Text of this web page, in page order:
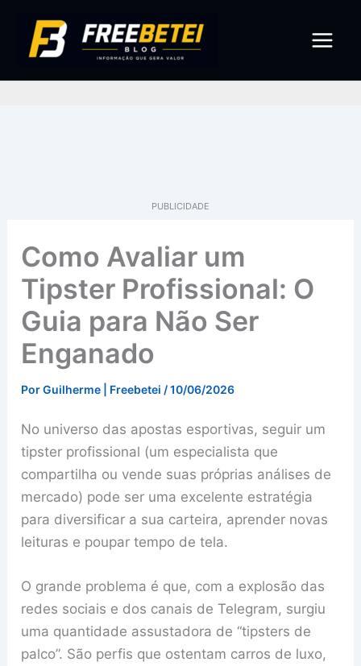
conteúdo
PUBLICIDADE
Como Avaliar um
Tipster Profissional: O
Guia para Não Ser
Enganado
PorGuilherme | Freebetei /10/06/2026
No universo das apostas esportivas, seguir um
tipster profissional (um especialista que
compartilha ou vende suas próprias análises de
mercado) pode ser uma excelente estratégia
para diversificar a sua carteira, aprender novas
leituras e poupar tempo de tela.
O grande problema é que, com a explosão das
redes sociais e dos canais de Telegram, surgiu
uma quantidade assustadora de “tipsters de
palco”. São perfis que ostentam carros de luxo,